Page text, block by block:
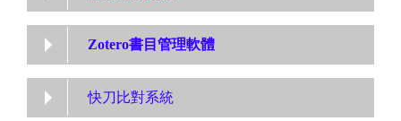
Zotero書目管理軟體
快刀比對系統